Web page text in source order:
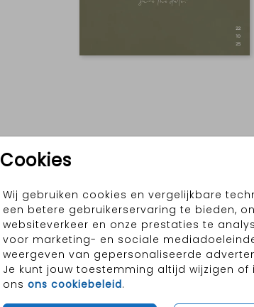
Cookies
Wij gebruiken cookies en vergelijkbare
een betere gebruikerservaring te bieden,
websiteverkeer en onze prestaties te
voor marketing- en sociale
weergeven van gepersonaliseerde
Je kunt jouw toestemming altijd wijzigen of
ons ons cookiebeleid.